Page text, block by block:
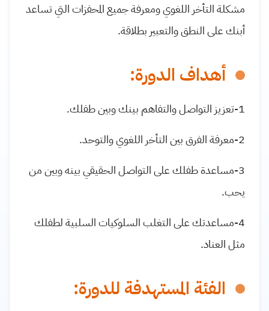
مشكلة التأخر اللغوي ومعرفة جميع المحفزات التي تساعد
أبنك على النطق والتعبير بطلاقة.
أهداف الدورة:
1-تعزيز التواصل والتفاهم بينك وبين طفلك.
2-معرفة الفرق بين التأخر اللغوي والتوحد.
3-مساعدة طفلك على التواصل الحقيقي بينه وبين من
يحب.
4-مساعدتك على التغلب السلوكيات السلبية لطفلك
مثل العناد.
الفئة المستهدفة للدورة: